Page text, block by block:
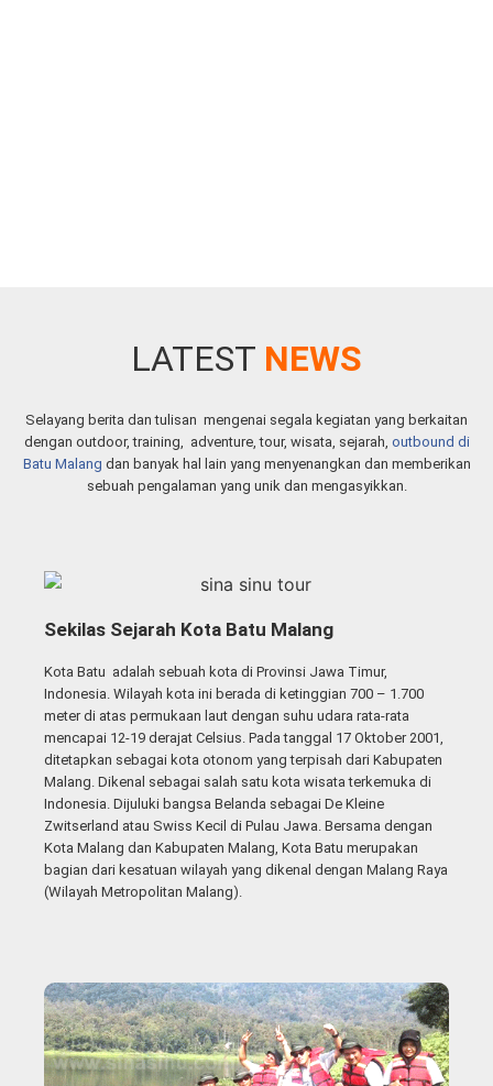
LATEST NEWS
Selayang berita dan tulisan mengenai segala kegiatan yang berkaitan
dengan outdoor, training, adventure, tour, wisata, sejarah, outbound di
Batu Malang dan banyak hal lain yang menyenangkan dan memberikan
sebuah pengalaman yang unik dan mengasyikkan.
Sekilas Sejarah Kota Batu Malang
Kota Batu adalah sebuah kota di Provinsi Jawa Timur,
Indonesia. Wilayah kota ini berada di ketinggian 700 – 1.700
meter di atas permukaan laut dengan suhu udara rata-rata
mencapai 12-19 derajat Celsius. Pada tanggal 17 Oktober 2001,
ditetapkan sebagai kota otonom yang terpisah dari Kabupaten
Malang. Dikenal sebagai salah satu kota wisata terkemuka di
Indonesia. Dijuluki bangsa Belanda sebagai De Kleine
Zwitserland atau Swiss Kecil di Pulau Jawa. Bersama dengan
Kota Malang dan Kabupaten Malang, Kota Batu merupakan
bagian dari kesatuan wilayah yang dikenal dengan Malang Raya
(Wilayah Metropolitan Malang).